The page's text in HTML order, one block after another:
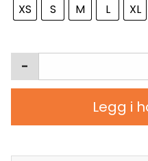
XS S M L XL
-
Legg i